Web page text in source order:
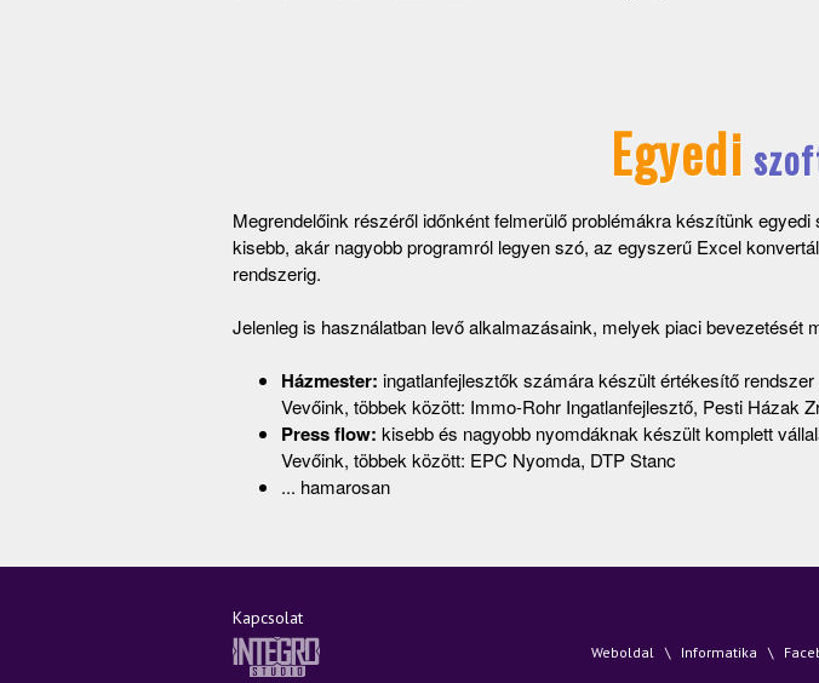
Egyedi
Megrendelőink részéről időnként felmerülő problémákra készítünk
kisebb, akár nagyobb programról legyen szó, az egyszerű Excel
rendszerig.
Jelenleg is használatban levő alkalmazásaink, melyek piaci bevezetését
Házmester: ingatlanfejlesztők számára készült értékesítő
Vevőink, többek között: Immo-Rohr Ingatlanfejlesztő, Pesti Házak
Press flow: kisebb és nagyobb nyomdáknak készült komplett
Vevőink, többek között: EPC Nyomda, DTP Stanc
... hamarosan
Kapcsolat
Weboldal Informatika